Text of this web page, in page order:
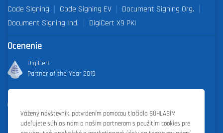
Code Signing
Code Signing EV
Document Signing Org.
Document Signing Ind.
DigiCert X9 PKI
Ocenenie
DigiCert
Partner of the Year 2019
2022
Vážený návštevník, potvrdením pomocou tlačidla SÚHLASÍM
udeľujete súhlas nám a našim partnerom s použitím cookies pre